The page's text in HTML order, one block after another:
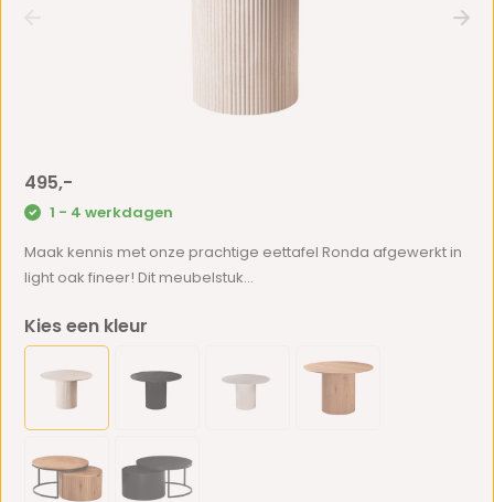
495,-
1 - 4 werkdagen
Maak kennis met onze prachtige eettafel Ronda afgewerkt in
light oak fineer! Dit meubelstuk...
Kies een kleur